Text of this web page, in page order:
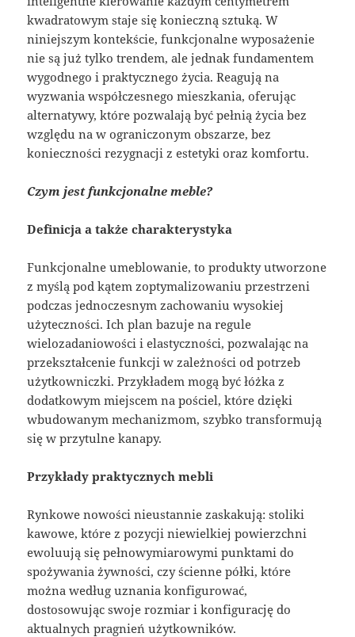
kwadratowym staje się konieczną sztuką. W
niniejszym kontekście, funkcjonalne wyposażenie
nie są już tylko trendem, ale jednak fundamentem
wygodnego i praktycznego życia. Reagują na
wyzwania współczesnego mieszkania, oferując
alternatywy, które pozwalają być pełnią życia bez
względu na w ograniczonym obszarze, bez
konieczności rezygnacji z estetyki oraz komfortu.
Czym jest funkcjonalne meble?
Definicja a także charakterystyka
Funkcjonalne umeblowanie, to produkty utworzone
z myślą pod kątem zoptymalizowaniu przestrzeni
podczas jednoczesnym zachowaniu wysokiej
użyteczności. Ich plan bazuje na regule
wielozadaniowości i elastyczności, pozwalając na
przekształcenie funkcji w zależności od potrzeb
użytkowniczki. Przykładem mogą być łóżka z
dodatkowym miejscem na pościel, które dzięki
wbudowanym mechanizmom, szybko transformują
się w przytulne kanapy.
Przykłady praktycznych mebli
Rynkowe nowości nieustannie zaskakują: stoliki
kawowe, które z pozycji niewielkiej powierzchni
ewoluują się pełnowymiarowymi punktami do
spożywania żywności, czy ścienne półki, które
można według uznania konfigurować,
dostosowując swoje rozmiar i konfigurację do
aktualnych pragnień użytkowników.